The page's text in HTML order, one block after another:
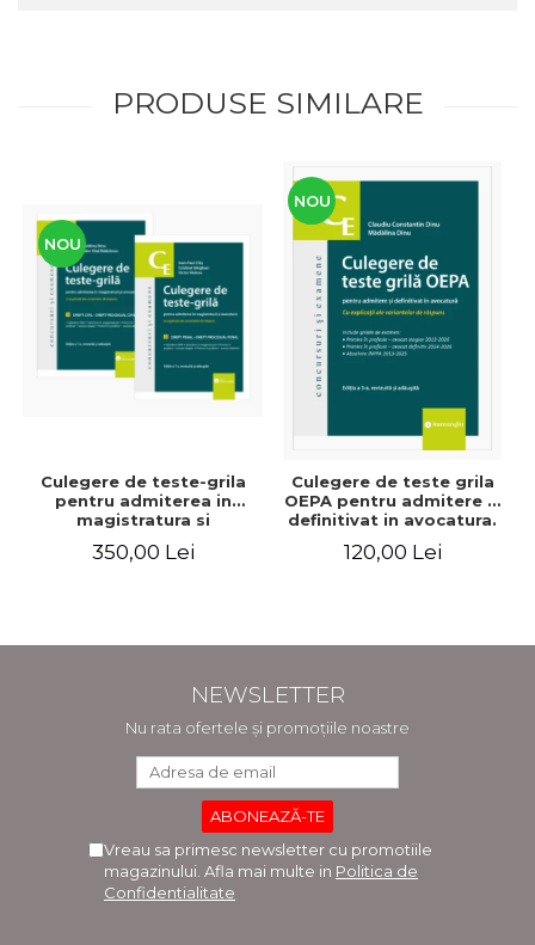
PRODUSE SIMILARE
NOU
Culegere de teste-grila
pentru admiterea in
magistratura si
revizuita si adaugita -
350,00 Lei
NOU
Culegere de teste grila
OEPA pentru admitere si
definitivat in avocatura.
variantelor de raspuns.
120,00 Lei
NEWSLETTER
Nu rata ofertele și promoțiile noastre
Vreau sa primesc newsletter cu promotiile
magazinului. Afla mai multe in Politica de
Confidentialitate